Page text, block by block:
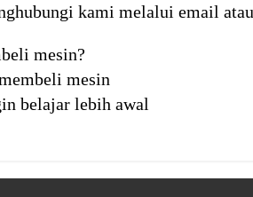
kami melalui email
mesin?
mesin
belajar lebih awal